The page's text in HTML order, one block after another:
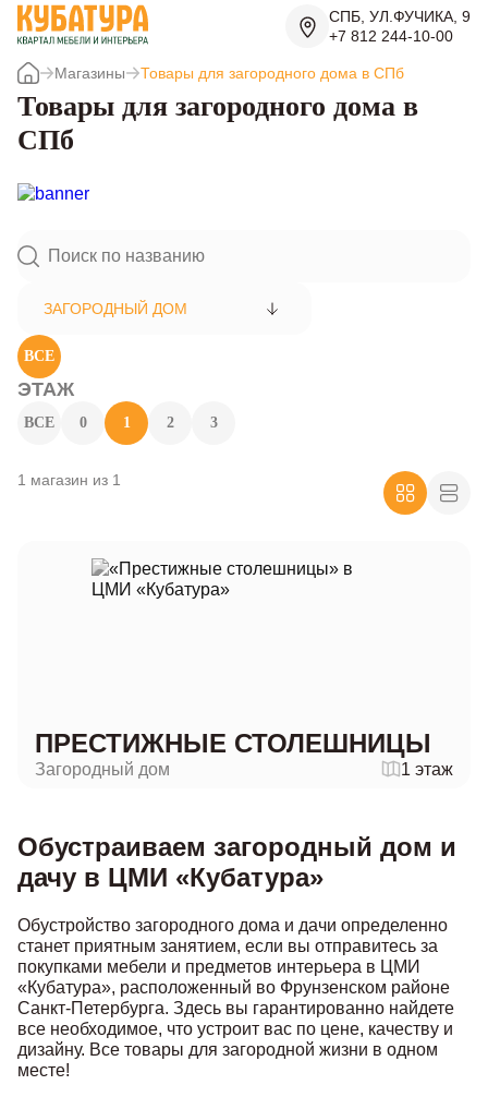
СПБ, УЛ.ФУЧИКА, 9
+7 812 244-10-00
Магазины Товары для загородного дома в СПб
Товары для загородного дома в
СПб
ЗАГОРОДНЫЙ ДОМ
ВСЕ
ЭТАЖ
ВСЕ 0 1 2 3
1 магазин из 1
ПРЕСТИЖНЫЕ СТОЛЕШНИЦЫ
Загородный дом 1 этаж
Обустраиваем загородный дом и
дачу в ЦМИ «Кубатура»
Обустройство загородного дома и дачи определенно
станет приятным занятием, если вы отправитесь за
покупками мебели и предметов интерьера в ЦМИ
«Кубатура», расположенный во Фрунзенском районе
Санкт-Петербурга. Здесь вы гарантированно найдете
все необходимое, что устроит вас по цене, качеству и
дизайну. Все товары для загородной жизни в одном
месте!